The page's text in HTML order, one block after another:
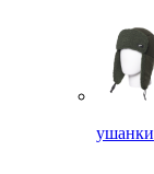
ушанки